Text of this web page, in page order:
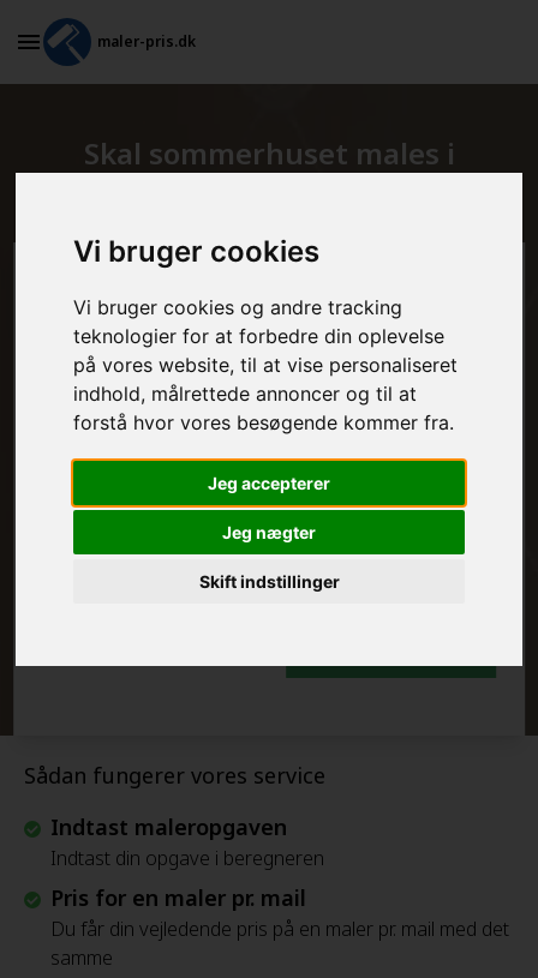
Vi bruger cookies
Vi bruger cookies og andre tracking
teknologier for at forbedre din oplevelse
på vores website, til at vise personaliseret
indhold, målrettede annoncer og til at
forstå hvor vores besøgende kommer fra.
Jeg accepterer
Jeg nægter
Skift indstillinger
maler-pris.dk
Skal sommerhuset males i
Sådan fungerer vores service
Indtast maleropgaven
Indtast din opgave i beregneren
Pris for en maler pr. mail
Du får din vejledende pris på en maler pr. mail med det
samme
MALEROPGAVER - INDVENDIGT:
FRAFLYTNINGSPAKKE: